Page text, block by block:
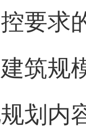
要求
筑规
划内